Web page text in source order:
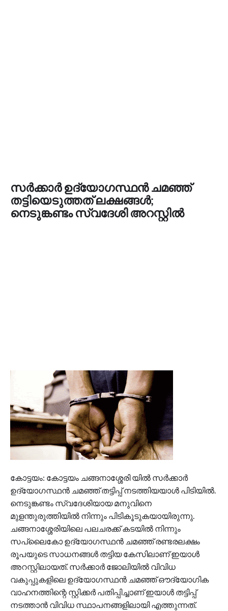
സർക്കാർ ഉദ്യോഗസ്ഥൻ ചമഞ്ഞ്
തട്ടിയെടുത്തത് ലക്ഷങ്ങൾ;
നെടുങ്കണ്ടം സ്വദേശി അറസ്റ്റിൽ
കോട്ടയം: കോട്ടയം ചങ്ങനാശ്ശേരി യിൽ സർക്കാർ
ഉദ്യോഗസ്ഥൻ ചമഞ്ഞ് തട്ടിപ്പ് നടത്തിയയാൾ പിടിയിൽ.
നെടുങ്കണ്ടം സ്വദേശിയായ മനുവിനെ
മുളന്തുരുത്തിയിൽ നിന്നും പിടികൂടുകയായിരുന്നു.
ചങ്ങനാശ്ശേരിയിലെ പലചരക്ക് കടയിൽ നിന്നും
സപ്ലൈകോ ഉദ്യോഗസ്ഥൻ ചമഞ്ഞ് രണ്ടരലക്ഷം
രൂപയുടെ സാധനങ്ങൾ തട്ടിയ കേസിലാണ് ഇയാൾ
അറസ്റ്റിലായത്. സർക്കാർ ജോലിയിൽ വിവിധ
വകുപ്പുകളിലെ ഉദ്യോ​ഗസ്ഥൻ ചമഞ്ഞ് ഔദ്യോ​ഗിക
വാഹനത്തിന്റെ സ്റ്റിക്ക‍ർ പതിപ്പിച്ചാണ് ഇയാൾ തട്ടിപ്പ്
നടത്താൻ വിവിധ സ്ഥാപനങ്ങളിലായി എത്തുന്നത്.